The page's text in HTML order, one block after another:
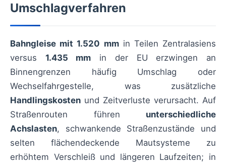
Umschlagverfahren
Bahngleise mit 1.520 mmin Teilen Zentralasiens
versus 1.435 mm in der EU erzwingen an
Binnengrenzen häufig Umschlag oder
Wechselfahrgestelle, was zusätzliche
Handlingskosten und Zeitverluste verursacht. Auf
Straßenrouten führen unterschiedliche
Achslasten, schwankende Straßenzustände und
selten flächendeckende Mautsysteme zu
erhöhtem Verschleiß und längeren Laufzeiten; in